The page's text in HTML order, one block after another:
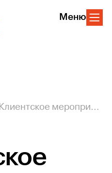
Меню
Клиентское мероприятие «Эффект Баварии»